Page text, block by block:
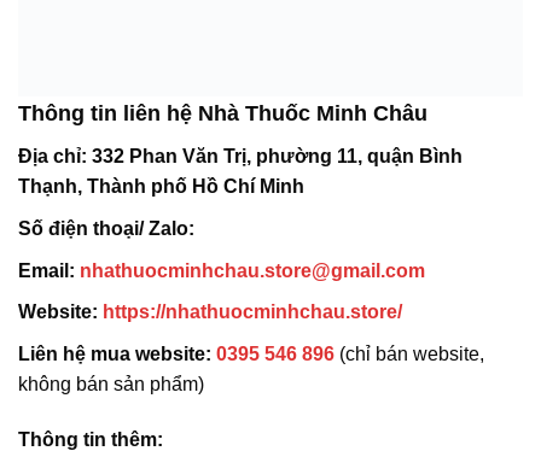
Thông tin liên hệ Nhà Thuốc Minh Châu
Địa chỉ: 332 Phan Văn Trị, phường 11, quận Bình
Thạnh, Thành phố Hồ Chí Minh
Số điện thoại/ Zalo:
Email: nhathuocminhchau.store@gmail.com
Website: https://nhathuocminhchau.store/
Liên hệ mua website: 0395 546 896 (chỉ bán website,
không bán sản phẩm)
Thông tin thêm: